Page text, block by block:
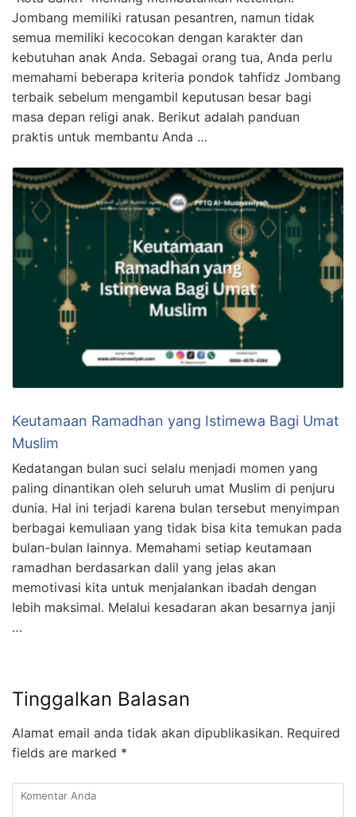
Jombang memiliki ratusan pesantren, namun tidak
semua memiliki kecocokan dengan karakter dan
kebutuhan anak Anda. Sebagai orang tua, Anda perlu
memahami beberapa kriteria pondok tahfidz Jombang
terbaik sebelum mengambil keputusan besar bagi
masa depan religi anak. Berikut adalah panduan
praktis untuk membantu Anda …
Keutamaan Ramadhan yang Istimewa Bagi Umat
Muslim
Kedatangan bulan suci selalu menjadi momen yang
paling dinantikan oleh seluruh umat Muslim di penjuru
dunia. Hal ini terjadi karena bulan tersebut menyimpan
berbagai kemuliaan yang tidak bisa kita temukan pada
bulan-bulan lainnya. Memahami setiap keutamaan
ramadhan berdasarkan dalil yang jelas akan
memotivasi kita untuk menjalankan ibadah dengan
lebih maksimal. Melalui kesadaran akan besarnya janji
…
Tinggalkan Balasan
Alamat email anda tidak akan dipublikasikan. Required
fields are marked *